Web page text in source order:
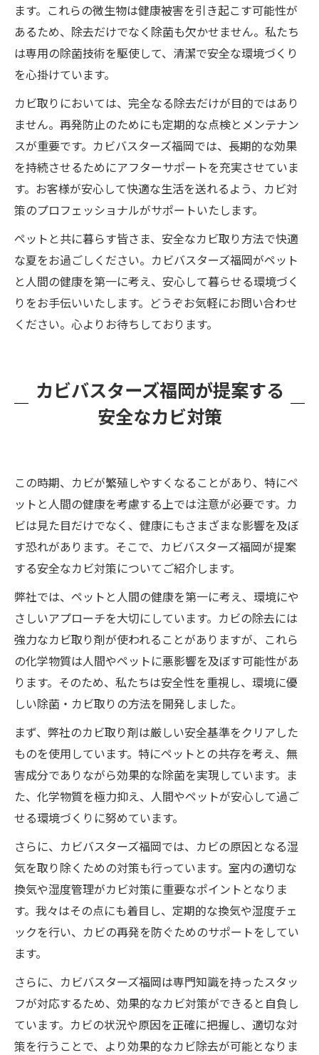
ます。これらの微生物は健康被害を引き起こす可能性が
あるため、除去だけでなく除菌も欠かせません。私たち
は専用の除菌技術を駆使して、清潔で安全な環境づくり
を心掛けています。
カビ取りにおいては、完全なる除去だけが目的ではあり
ません。再発防止のためにも定期的な点検とメンテナン
スが重要です。カビバスターズ福岡では、長期的な効果
を持続させるためにアフターサポートを充実させていま
す。お客様が安心して快適な生活を送れるよう、カビ対
策のプロフェッショナルがサポートいたします。
ペットと共に暮らす皆さま、安全なカビ取り方法で快適
な夏をお過ごしください。カビバスターズ福岡がペット
と人間の健康を第一に考え、安心して暮らせる環境づく
りをお手伝いいたします。どうぞお気軽にお問い合わせ
ください。心よりお待ちしております。
カビバスターズ福岡が提案する
安全なカビ対策
この時期、カビが繁殖しやすくなることがあり、特にペ
ットと人間の健康を考慮する上では注意が必要です。カ
ビは見た目だけでなく、健康にもさまざまな影響を及ぼ
す恐れがあります。そこで、カビバスターズ福岡が提案
する安全なカビ対策についてご紹介します。
弊社では、ペットと人間の健康を第一に考え、環境にや
さしいアプローチを大切にしています。カビの除去には
強力なカビ取り剤が使われることがありますが、これら
の化学物質は人間やペットに悪影響を及ぼす可能性があ
ります。そのため、私たちは安全性を重視し、環境に優
しい除菌・カビ取りの方法を開発しました。
まず、弊社のカビ取り剤は厳しい安全基準をクリアした
ものを使用しています。特にペットとの共存を考え、無
害成分でありながら効果的な除菌を実現しています。ま
た、化学物質を極力抑え、人間やペットが安心して過ご
せる環境づくりに努めています。
さらに、カビバスターズ福岡では、カビの原因となる湿
気を取り除くための対策も行っています。室内の適切な
換気や湿度管理がカビ対策に重要なポイントとなりま
す。我々はその点にも着目し、定期的な換気や湿度チェ
ックを行い、カビの再発を防ぐためのサポートをしてい
ます。
さらに、カビバスターズ福岡は専門知識を持ったスタッ
フが対応するため、効果的なカビ対策ができると自負し
ています。カビの状況や原因を正確に把握し、適切な対
策を行うことで、より効果的なカビ除去が可能となりま